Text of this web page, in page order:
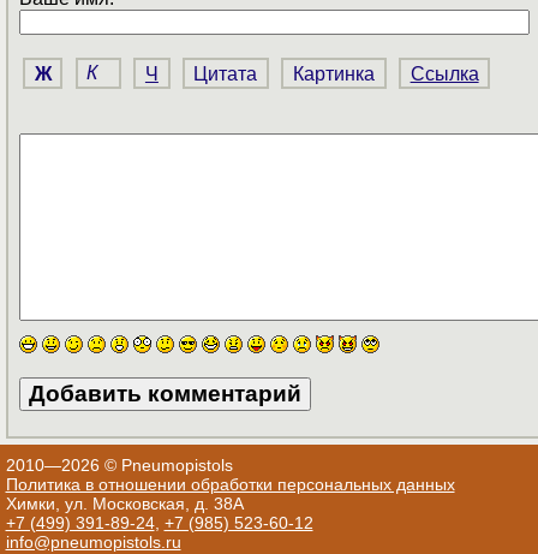
Ж К Ч Цитата Картинка Ссылка
2010—2026 © Pneumopistols
Политика в отношении обработки персональных данных
Химки, ул. Московская, д. 38А
+7 (499) 391-89-24, +7 (985) 523-60-12
info@pneumopistols.ru